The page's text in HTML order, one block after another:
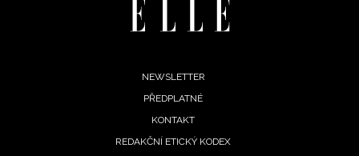
NEWSLETTER
PŘEDPLATNÉ
KONTAKT
REDAKČNÍ ETICKÝ KODEX